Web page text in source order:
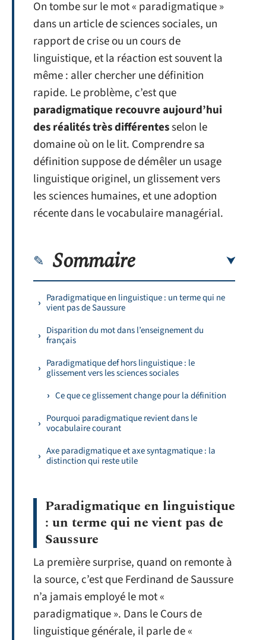
On tombe sur le mot « paradigmatique »
dans un article de sciences sociales, un
rapport de crise ou un cours de
linguistique, et la réaction est souvent la
même : aller chercher une définition
rapide. Le problème, c’est que
paradigmatique recouvre aujourd’hui
des réalités très différentesselon le
domaine où on le lit. Comprendre sa
définition suppose de démêler un usage
linguistique originel, un glissement vers
les sciences humaines, et une adoption
récente dans le vocabulaire managérial.
Sommaire
Paradigmatique en linguistique : un terme qui ne
vient pas de Saussure
Disparition du mot dans l’enseignement du
français
Paradigmatique def hors linguistique : le
glissement vers les sciences sociales
Ce que ce glissement change pour la définition
Pourquoi paradigmatique revient dans le
vocabulaire courant
Axe paradigmatique et axe syntagmatique : la
distinction qui reste utile
Paradigmatique en linguistique
: un terme qui ne vient pas de
Saussure
La première surprise, quand on remonte à
la source, c’est que Ferdinand de Saussure
n’a jamais employé le mot «
paradigmatique ». Dans le Cours de
linguistique générale, il parle de «